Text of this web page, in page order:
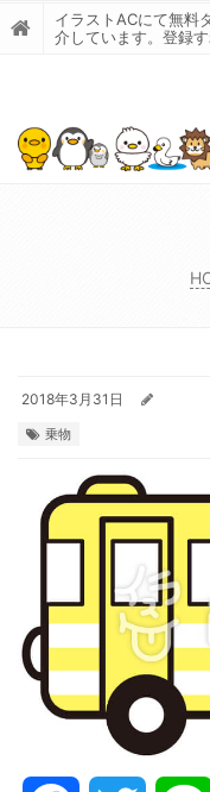
イラストACにて無料
介しています。登録
2018年3月31日
乗物